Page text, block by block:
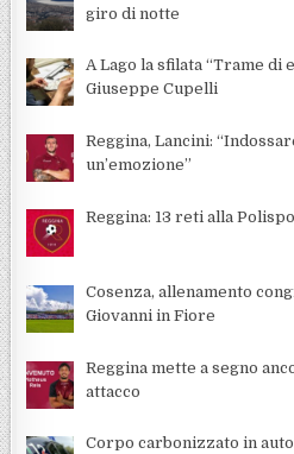
giro di notte
A Lago la sfilata “Trame di
Giuseppe Cupelli
Reggina, Lancini:
un’emozione”
Reggina: 13 reti alla
Cosenza, allenamento
Giovanni in Fiore
Reggina mette a segno
attacco
Corpo carbonizzato in